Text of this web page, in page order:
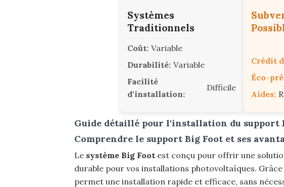
Systèmes
Traditionnels
Coût: Variable
Durabilité: Variable
Facilité
d'installation:
Difficile
Crédit
Éco-
Aides:
Guide détaillé pour l'installation du support
Comprendre le support Big Foot et ses
Le système Big Foot est conçu pour offrir une
durable pour vos installations photovoltaïques.
permet une installation rapide et efficace, sans